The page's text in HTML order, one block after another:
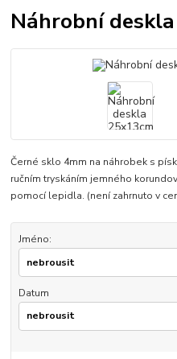
Náhrobní
Černé sklo 4mm na náhrobek s
ručním tryskáním jemného
pomocí lepidla. (není zahrnuto v
Jméno:
Datum